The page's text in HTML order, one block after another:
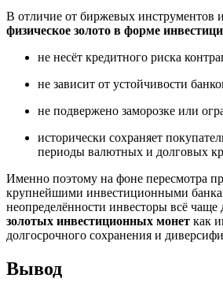
В отличие от биржевых инструментов
физическое золото в форме
не несёт кредитного риска
не зависит от устойчивости
не подвержено заморозке или
исторически сохраняет
периоды валютных и долговых
Именно поэтому на фоне пересмотра
крупнейшими инвестиционными
неопределённости инвесторы всё
золотых инвестиционных монет как
долгосрочного сохранения и
Вывод